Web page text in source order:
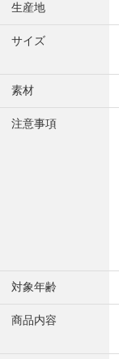
生産地
サイズ
素材
注意事項
対象年齢
商品内容